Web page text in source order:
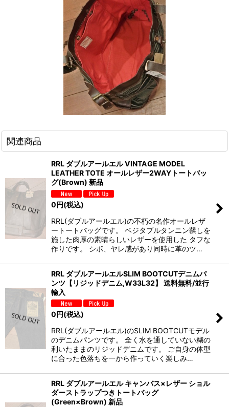
関連商品
RRL ダブルアールエル VINTAGE MODEL
LEATHER TOTE オールレザー2WAYトートバッ
グ(Brown) 新品
0円(税込)
RRL(ダブルアールエル)の不朽の名作オールレザ
ートートバッグです。 ベジタブルタンニン鞣しを
施した肉厚の素晴らしいレザーを使用した タフな
作りです。 シボ、ヤレ感があり同時に革のツ…
RRL ダブルアールエルSLIM BOOTCUTデニムパ
ンツ【リジッドデニム,W33L32】 送料無料/並行
輸入
0円(税込)
RRL(ダブルアールエル)のSLIM BOOTCUTモデル
のデニムパンツです。 全く水を通していない糊の
利いたままのリジッドデニムです。 ご自身の体型
に合った色落ちを一から作っていく楽しみ…
RRL ダブルアールエル キャンバス×レザー ショル
ダーストラップつきトートバッグ
(Green×Brown) 新品